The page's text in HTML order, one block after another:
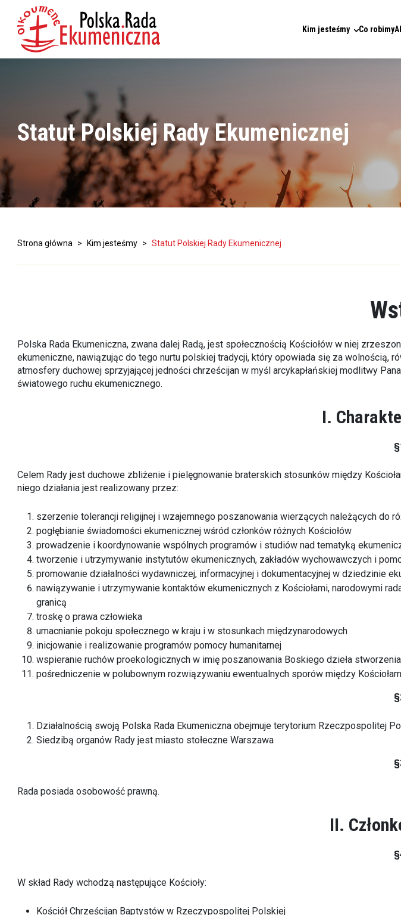
Kim jesteśmy Co robimy
Statut Polskiej Rady Ekumenicznej
Strona główna > Kim jesteśmy > Statut Polskiej Rady Ekumenicznej
Polska Rada Ekumeniczna, zwana dalej Radą, jest społecznością Kościołów w niej
ekumeniczne, nawiązując do tego nurtu polskiej tradycji, który opowiada się za wolnością,
atmosfery duchowej sprzyjającej jedności chrześcijan w myśl arcykapłańskiej modlitwy
światowego ruchu ekumenicznego.
I.
Celem Rady jest duchowe zbliżenie i pielęgnowanie braterskich stosunków między
niego działania jest realizowany przez:
szerzenie tolerancji religijnej i wzajemnego poszanowania wierzących należących do
pogłębianie świadomości ekumenicznej wśród członków różnych Kościołów
prowadzenie i koordynowanie wspólnych programów i studiów nad tematyką
tworzenie i utrzymywanie instytutów ekumenicznych, zakładów wychowawczych i
promowanie działalności wydawniczej, informacyjnej i dokumentacyjnej w dziedzinie
nawiązywanie i utrzymywanie kontaktów ekumenicznych z Kościołami, narodowymi
granicą
troskę o prawa człowieka
umacnianie pokoju społecznego w kraju i w stosunkach międzynarodowych
inicjowanie i realizowanie programów pomocy humanitarnej
wspieranie ruchów proekologicznych w imię poszanowania Boskiego dzieła stworzenia
pośredniczenie w polubownym rozwiązywaniu ewentualnych sporów między
Działalnością swoją Polska Rada Ekumeniczna obejmuje terytorium Rzeczpospolitej
Siedzibą organów Rady jest miasto stołeczne Warszawa
Rada posiada osobowość prawną.
II.
W skład Rady wchodzą następujące Kościoły:
Kościół Chrześcijan Baptystów w Rzeczypospolitej Polskiej